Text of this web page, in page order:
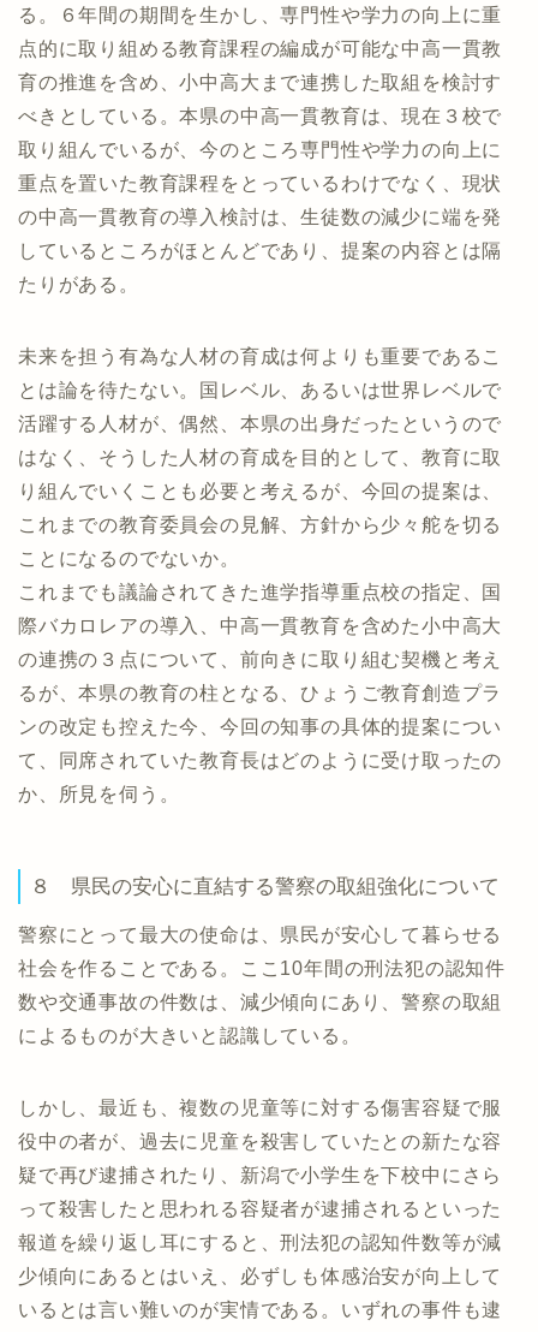
る。６年間の期間を生かし、専門性や学力の向上に重
点的に取り組める教育課程の編成が可能な中高一貫教
育の推進を含め、小中高大まで連携した取組を検討す
べきとしている。本県の中高一貫教育は、現在３校で
取り組んでいるが、今のところ専門性や学力の向上に
重点を置いた教育課程をとっているわけでなく、現状
の中高一貫教育の導入検討は、生徒数の減少に端を発
しているところがほとんどであり、提案の内容とは隔
たりがある。
未来を担う有為な人材の育成は何よりも重要であるこ
とは論を待たない。国レベル、あるいは世界レベルで
活躍する人材が、偶然、本県の出身だったというので
はなく、そうした人材の育成を目的として、教育に取
り組んでいくことも必要と考えるが、今回の提案は、
これまでの教育委員会の見解、方針から少々舵を切る
ことになるのでないか。
これまでも議論されてきた進学指導重点校の指定、国
際バカロレアの導入、中高一貫教育を含めた小中高大
の連携の３点について、前向きに取り組む契機と考え
るが、本県の教育の柱となる、ひょうご教育創造プラ
ンの改定も控えた今、今回の知事の具体的提案につい
て、同席されていた教育長はどのように受け取ったの
か、所見を伺う。
８ 県民の安心に直結する警察の取組強化について
警察にとって最大の使命は、県民が安心して暮らせる
社会を作ることである。ここ10年間の刑法犯の認知件
数や交通事故の件数は、減少傾向にあり、警察の取組
によるものが大きいと認識している。
しかし、最近も、複数の児童等に対する傷害容疑で服
役中の者が、過去に児童を殺害していたとの新たな容
疑で再び逮捕されたり、新潟で小学生を下校中にさら
って殺害したと思われる容疑者が逮捕されるといった
報道を繰り返し耳にすると、刑法犯の認知件数等が減
少傾向にあるとはいえ、必ずしも体感治安が向上して
いるとは言い難いのが実情である。いずれの事件も逮